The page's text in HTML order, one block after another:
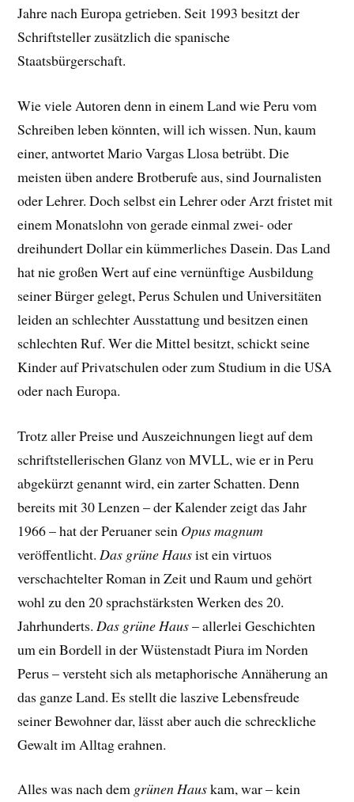
Jahre nach Europa getrieben. Seit 1993 besitzt der
Schriftsteller zusätzlich die spanische
Staatsbürgerschaft.
Wie viele Autoren denn in einem Land wie Peru vom
Schreiben leben könnten, will ich wissen. Nun, kaum
einer, antwortet Mario Vargas Llosa betrübt. Die
meisten üben andere Brotberufe aus, sind Journalisten
oder Lehrer. Doch selbst ein Lehrer oder Arzt fristet mit
einem Monatslohn von gerade einmal zwei- oder
dreihundert Dollar ein kümmerliches Dasein. Das Land
hat nie großen Wert auf eine vernünftige Ausbildung
seiner Bürger gelegt, Perus Schulen und Universitäten
leiden an schlechter Ausstattung und besitzen einen
schlechten Ruf. Wer die Mittel besitzt, schickt seine
Kinder auf Privatschulen oder zum Studium in die USA
oder nach Europa.
Trotz aller Preise und Auszeichnungen liegt auf dem
schriftstellerischen Glanz von MVLL, wie er in Peru
abgekürzt genannt wird, ein zarter Schatten. Denn
bereits mit 30 Lenzen – der Kalender zeigt das Jahr
1966 – hat der Peruaner sein Opus magnum
veröffentlicht. Das grüne Hausist ein virtuos
verschachtelter Roman in Zeit und Raum und gehört
wohl zu den 20 sprachstärksten Werken des 20.
Jahrhunderts. Das grüne Haus– allerlei Geschichten
um ein Bordell in der Wüstenstadt Piura im Norden
Perus – versteht sich als metaphorische Annäherung an
das ganze Land. Es stellt die laszive Lebensfreude
seiner Bewohner dar, lässt aber auch die schreckliche
Gewalt im Alltag erahnen.
Alles was nach dem grünen Hauskam, war – kein